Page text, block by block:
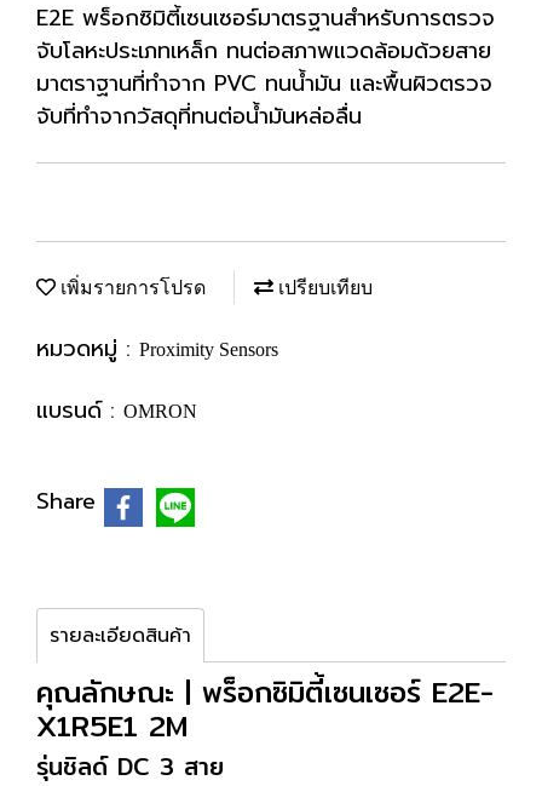
E2E พร็อกซิมิตี้เซนเซอร์มาตรฐานสำหรับการตรวจ
จับโลหะประเภทเหล็ก ทนต่อสภาพแวดล้อมด้วยสาย
มาตราฐานที่ทำจาก PVC ทนน้ำมัน และพื้นผิวตรวจ
จับที่ทำจากวัสดุที่ทนต่อน้ำมันหล่อลื่น
เพิ่มรายการโปรด เปรียบเทียบ
หมวดหมู่ : Proximity Sensors
แบรนด์ : OMRON
Share
รายละเอียดสินค้า
คุณลักษณะ | พร็อกซิมิตี้เซนเซอร์ E2E-
X1R5E1 2M
รุ่นชิลด์ DC 3 สาย